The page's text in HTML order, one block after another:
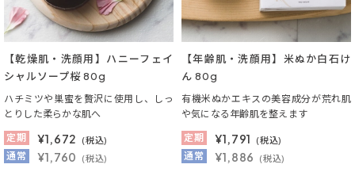
【乾燥肌・洗顔用】ハニーフェイ
シャルソープ桜 80g
ハチミツや巣蜜を贅沢に使用し、しっ
とりした柔らかな肌へ
定期
¥1,672 (税込)
通常 ¥1,760 (税込)
【年齢肌・洗顔用】米ぬか白石け
ん 80g
有機米ぬかエキスの美容成分が荒れ肌
や気になる年齢肌を整えます
定期
¥1,791 (税込)
通常 ¥1,886 (税込)